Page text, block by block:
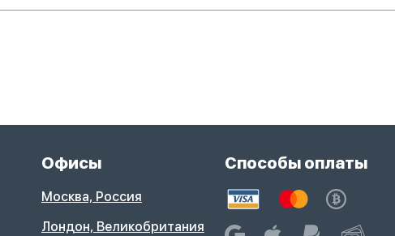
Офисы
Москва, Россия
Лондон, Великобритания
Способы оплаты